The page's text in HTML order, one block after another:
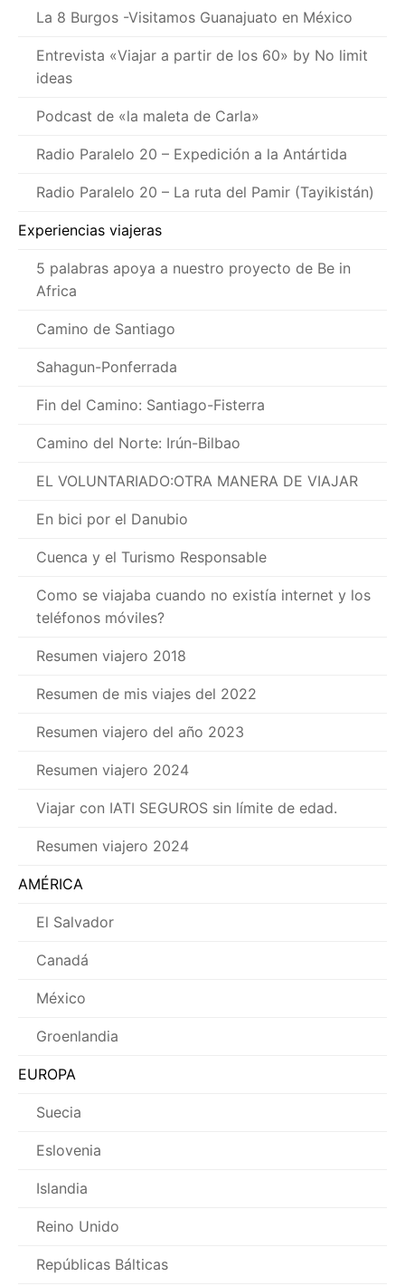
La 8 Burgos -Visitamos Guanajuato en México
Entrevista «Viajar a partir de los 60» by No limit
ideas
Podcast de «la maleta de Carla»
Radio Paralelo 20 – Expedición a la Antártida
Radio Paralelo 20 – La ruta del Pamir (Tayikistán)
Experiencias viajeras
5 palabras apoya a nuestro proyecto de Be in
Africa
Camino de Santiago
Sahagun-Ponferrada
Fin del Camino: Santiago-Fisterra
Camino del Norte: Irún-Bilbao
EL VOLUNTARIADO:OTRA MANERA DE VIAJAR
En bici por el Danubio
Cuenca y el Turismo Responsable
Como se viajaba cuando no existía internet y los
teléfonos móviles?
Resumen viajero 2018
Resumen de mis viajes del 2022
Resumen viajero del año 2023
Resumen viajero 2024
Viajar con IATI SEGUROS sin límite de edad.
Resumen viajero 2024
AMÉRICA
El Salvador
Canadá
México
Groenlandia
EUROPA
Suecia
Eslovenia
Islandia
Reino Unido
Repúblicas Bálticas